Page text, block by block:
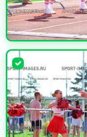
УВЕЛИЧИТЬ